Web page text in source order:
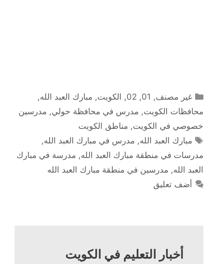
التصنيفات
غير مصنف,
01
,
02
, الكويت, مبارك العبد الله,
محافظات الكويت, مدرس في محافظة حولي, مدرسين
خصوصي في الكويت, مناطق الكويت
الوسوم
مبارك العبد الله, مدرس في مبارك العبد الله,
مدرسات في منطقة مبارك العبد الله, مدرسة في مبارك
العبد الله, مدرسين في منطقة مبارك العبد الله
أضف تعليق
أخبار التعليم في الكويت